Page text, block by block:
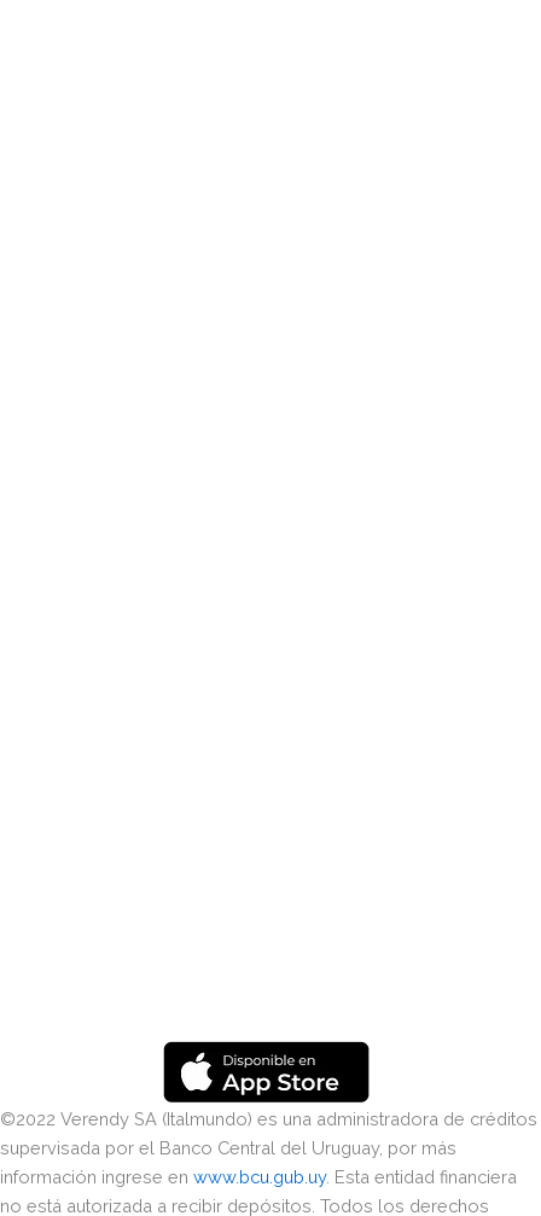
©2022 Verendy SA (Italmundo) es una administradora de créditos
supervisada por el Banco Central del Uruguay, por más
información ingrese en www.bcu.gub.uy. Esta entidad financiera
no está autorizada a recibir depósitos. Todos los derechos